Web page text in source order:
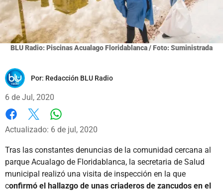
BLU Radio: Piscinas Acualago Floridablanca / Foto: Suministrada
Por: Redacción BLU Radio
6 de Jul, 2020
Facebook
X
Actualizado: 6 de jul, 2020
Tras las constantes denuncias de la comunidad cercana al
parque Acualago de Floridablanca, la secretaria de Salud
municipal realizó una visita de inspección en la que
confirmó el hallazgo de unas criaderos de zancudos en el